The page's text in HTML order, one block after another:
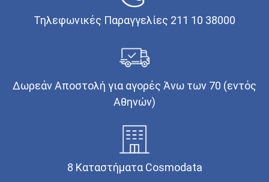
Τηλεφωνικές Παραγγελίες 211 10 38000
Δωρεάν Αποστολή για αγορές Άνω των 70 (εντός
Αθηνών)
8 Καταστήματα Cosmodata